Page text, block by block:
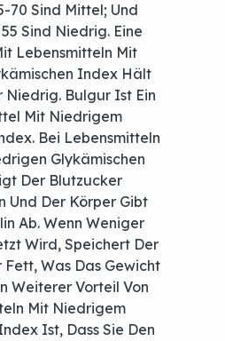
Bulgur
70 Sind Mittel; Und
Sind Niedrig. Eine
Lebensmitteln Mit
Index Hält
Niedrig. Bulgur Ist Ein
Mit Niedrigem
Bei Lebensmitteln
Glykämischen
Der Blutzucker
Und Der Körper Gibt
Ab. Wenn Weniger
Wird, Speichert Der
Was Das Gewicht
Weiterer Vorteil Von
Mit Niedrigem
Ist, Dass Sie Den